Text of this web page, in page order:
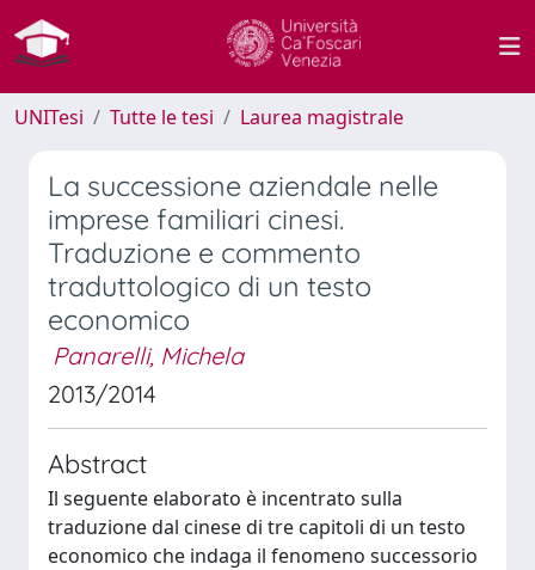
UNITesi Tutte le tesi Laurea magistrale
La successione aziendale nelle
imprese familiari cinesi.
Traduzione e commento
traduttologico di un testo
economico
Panarelli, Michela
2013/2014
Abstract
Il seguente elaborato è incentrato sulla
traduzione dal cinese di tre capitoli di un testo
economico che indaga il fenomeno successorio